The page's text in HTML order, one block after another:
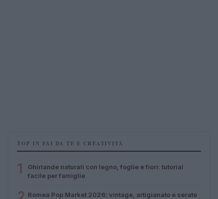
TOP IN FAI DA TE E CREATIVITÀ
1
Ghirlande naturali con legno, foglie e fiori: tutorial
facile per famiglie
Romea Pop Market 2026: vintage, artigianato e serate